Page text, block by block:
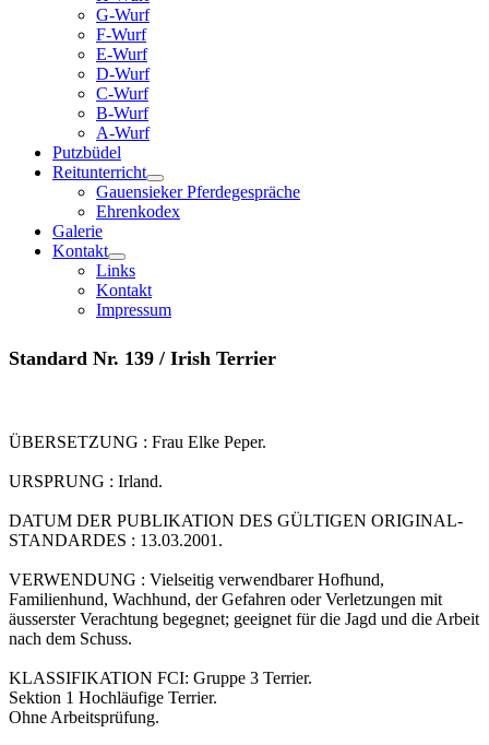
G-Wurf
F-Wurf
E-Wurf
D-Wurf
C-Wurf
B-Wurf
A-Wurf
Putzbüdel
Reitunterricht
Gauensieker Pferdegespräche
Ehrenkodex
Galerie
Kontakt
Links
Kontakt
Impressum
Standard Nr. 139 / Irish Terrier
ÜBERSETZUNG : Frau Elke Peper.
URSPRUNG : Irland.
DATUM DER PUBLIKATION DES GÜLTIGEN ORIGINAL-
STANDARDES : 13.03.2001.
VERWENDUNG : Vielseitig verwendbarer Hofhund,
Familienhund, Wachhund, der Gefahren oder Verletzungen mit
äusserster Verachtung begegnet; geeignet für die Jagd und die Arbeit
nach dem Schuss.
KLASSIFIKATION FCI: Gruppe 3 Terrier.
Sektion 1 Hochläufige Terrier.
Ohne Arbeitsprüfung.